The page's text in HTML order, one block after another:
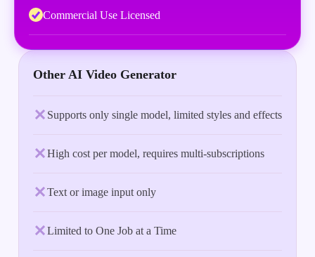
Other AI Video Generator
Supports only single model, limited styles and effects
High cost per model, requires multi-subscriptions
Text or image input only
Limited to One Job at a Time
Commercial Use Licensed